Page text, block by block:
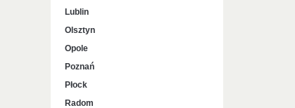
Lublin
Olsztyn
Opole
Poznań
Płock
Radom